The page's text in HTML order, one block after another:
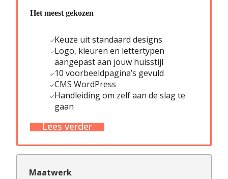
Het meest gekozen
Keuze uit standaard designs
Logo, kleuren en lettertypen
aangepast aan jouw huisstijl
10 voorbeeldpagina’s gevuld
CMS WordPress
Handleiding om zelf aan de slag te
gaan
Lees verder
Maatwerk